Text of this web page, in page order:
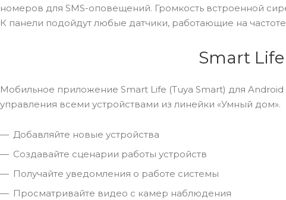
номеров для SMS-оповещений. Громкость встроенной
К панели подойдут любые датчики, работающие на
Smart
Мобильное приложение Smart Life (Tuya Smart) для
управления всеми устройствами из линейки «Умный дом».
Добавляйте новые устройства
Создавайте сценарии работы устройств
Получайте уведомления о работе системы
Просматривайте видео с камер наблюдения